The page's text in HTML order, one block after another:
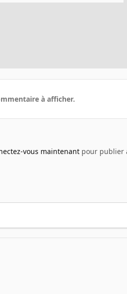
à afficher.
vous maintenantpour publier